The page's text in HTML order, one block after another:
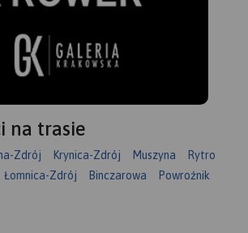
na trasie
Zdrój Krynica-Zdrój Muszyna
Rytro
Łomnica-Zdrój Binczarowa
Powroźnik